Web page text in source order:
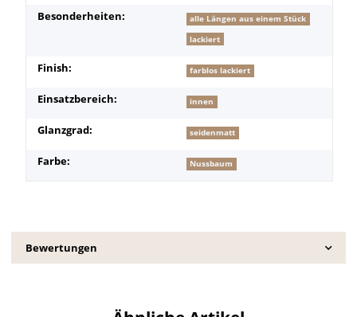
Besonderheiten:
alle Längen aus einem Stück
lackiert
Finish: farblos lackiert
Einsatzbereich: innen
Glanzgrad: seidenmatt
Farbe: Nussbaum
Bewertungen